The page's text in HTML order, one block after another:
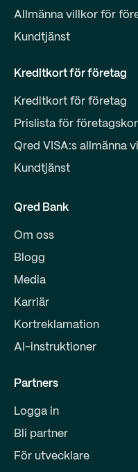
Allmänna villkor för
Kundtjänst
Kreditkort för företag
Kreditkort för företag
Prislista för
Qred VISA:s allmänna
Kundtjänst
Qred Bank
Om oss
Blogg
Media
Karriär
Kortreklamation
AI-instruktioner
Partners
Logga in
Bli partner
För utvecklare